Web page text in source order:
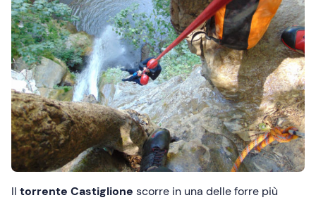
Il torrente Castiglione scorre in una delle forre più